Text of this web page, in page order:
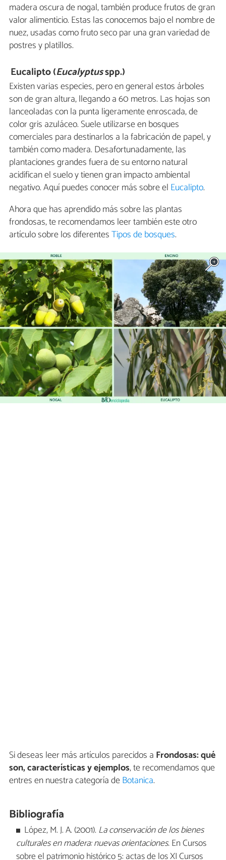
madera oscura de nogal, también produce frutos de gran
valor alimenticio. Estas las conocemos bajo el nombre de
nuez, usadas como fruto seco par una gran variedad de
postres y platillos.
Eucalipto (Eucalyptusspp.)
Existen varias especies, pero en general estos árboles
son de gran altura, llegando a 60 metros. Las hojas son
lanceoladas con la punta ligeramente enroscada, de
color gris azuláceo. Suele utilizarse en bosques
comerciales para destinarlos a la fabricación de papel, y
también como madera. Desafortunadamente, las
plantaciones grandes fuera de su entorno natural
acidifican el suelo y tienen gran impacto ambiental
negativo. Aquí puedes conocer más sobre el Eucalipto.
Ahora que has aprendido más sobre las plantas
frondosas, te recomendamos leer también este otro
artículo sobre los diferentesTipos de bosques.
Si deseas leer más artículos parecidos a Frondosas: qué
son, características y ejemplos, te recomendamos que
entres en nuestra categoría deBotanica.
Bibliografía
López, M. J. A. (2001). La conservación de los bienes
culturales en madera: nuevas orientaciones.En Cursos
sobre el patrimonio histórico 5: actas de los XI Cursos